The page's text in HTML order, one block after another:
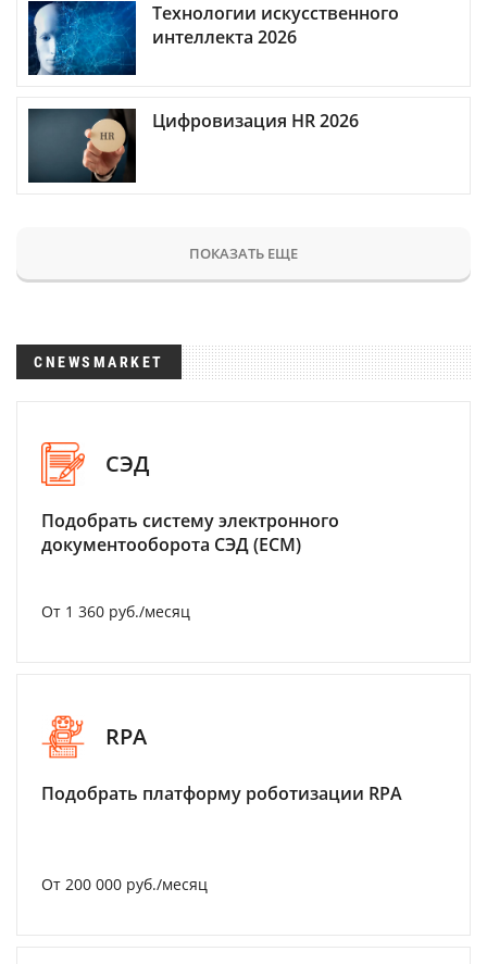
Технологии искусственного
интеллекта 2026
Цифровизация HR 2026
ПОКАЗАТЬ ЕЩЕ
CNEWSMARKET
СЭД
Подобрать систему электронного
документооборота СЭД (ECM)
От 1 360 руб./месяц
RPA
Подобрать платформу роботизации RPA
От 200 000 руб./месяц